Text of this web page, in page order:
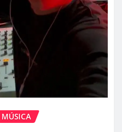
MÚSICA